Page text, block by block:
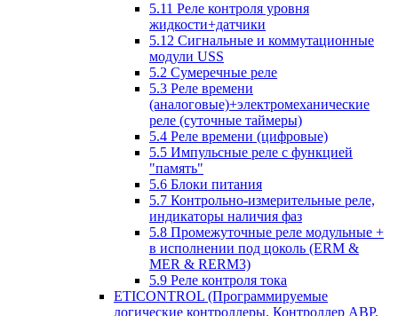
5.11 Реле контроля уровня
жидкости+датчики
5.12 Сигнальные и коммутационные
модули USS
5.2 Сумеречные реле
5.3 Реле времени
(аналоговые)+электромеханические
реле (суточные таймеры)
5.4 Реле времени (цифровые)
5.5 Импульсные реле с функцией
"память"
5.6 Блоки питания
5.7 Контрольно-измерительные реле,
индикаторы наличия фаз
5.8 Промежуточные реле модульные +
в исполнении под цоколь (ERM &
MER & RERM3)
5.9 Реле контроля тока
ETICONTROL (Программируемые
логические контроллеры. Контроллер АВР.